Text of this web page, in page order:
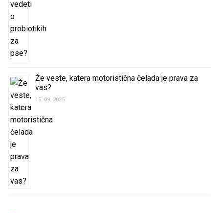
Že veste, katera motoristična čelada je prava za
vas?
15. 09. 2025